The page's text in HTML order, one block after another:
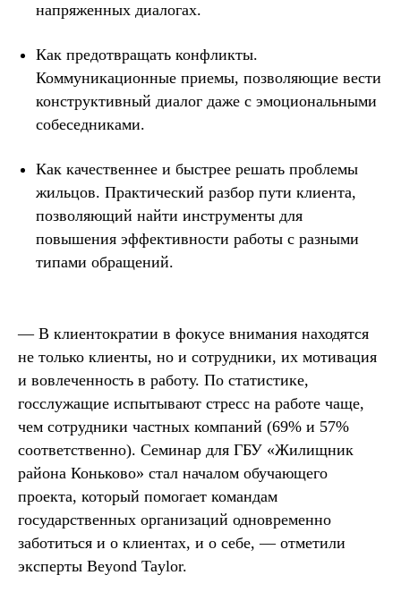
напряженных диалогах.
Как предотвращать конфликты.
Коммуникационные приемы, позволяющие вести
конструктивный диалог даже с эмоциональными
собеседниками.
Как качественнее и быстрее решать проблемы
жильцов. Практический разбор пути клиента,
позволяющий найти инструменты для
повышения эффективности работы с разными
типами обращений.
— В клиентократии в фокусе внимания находятся
не только клиенты, но и сотрудники, их мотивация
и вовлеченность в работу. По статистике,
госслужащие испытывают стресс на работе чаще,
чем сотрудники частных компаний (69% и 57%
соответственно). Семинар для ГБУ «Жилищник
района Коньково» стал началом обучающего
проекта, который помогает командам
государственных организаций одновременно
заботиться и о клиентах, и о себе, — отметили
эксперты Beyond Taylor.